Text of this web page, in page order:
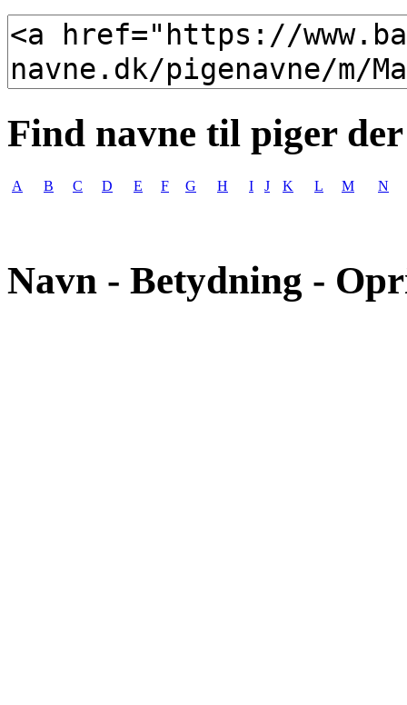
Find navne til piger
A B C D E F G H I J K L M N
Navn - Betydning -